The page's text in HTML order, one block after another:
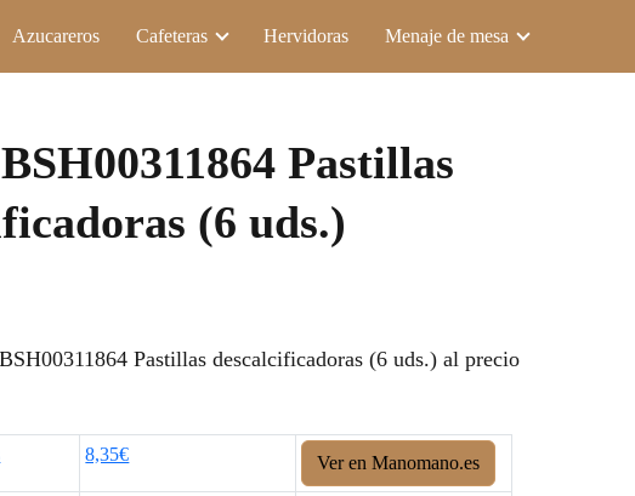
Azucareros Cafeteras Hervidoras Menaje de mesa
Pastillas
(6 uds.)
Pastillas descalcificadoras (6 uds.) al precio
8,35€ Ver en Manomano.es